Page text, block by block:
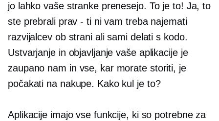
jo lahko vaše stranke prenesejo. To je to! Ja, to
ste prebrali prav - tini vam treba najemati
razvijalcev ob strani ali sami delati s kodo.
Ustvarjanje in objavljanje vaše aplikacije je
zaupano nam in vse, kar morate storiti, je
počakati na nakupe. Kako kul je to?
Aplikacije imajo vse funkcije, ki so potrebne za